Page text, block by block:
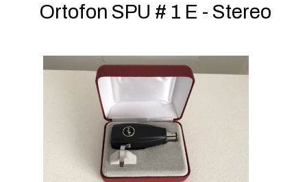
Ortofon SPU # 1 E - Stereo